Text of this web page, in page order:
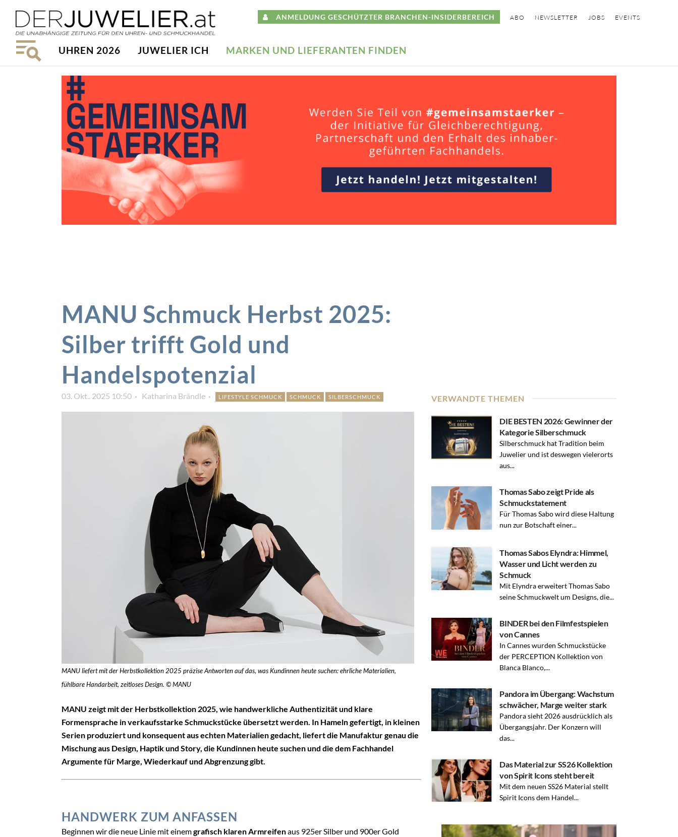
ANMELDUNG GESCHÜTZTER BRANCHEN-INSIDERBEREICH ABO NEWSLETTER JOBS EVENTS
UHREN 2026 JUWELIER ICH MARKEN UND LIEFERANTEN FINDEN
MANU Schmuck Herbst 2025:
Silber trifft Gold und
Handelspotenzial
03. Okt.. 2025 10:50 Katharina Brändle LIFESTYLE SCHMUCK SCHMUCK SILBERSCHMUCK
MANU liefert mit der Herbstkollektion 2025 präzise Antworten auf das, was Kundinnen heute suchen: ehrliche Materialien,
fühlbare Handarbeit, zeitloses Design. © MANU
MANU zeigt mit der Herbstkollektion 2025, wie handwerkliche Authentizität und klare
Formensprache in verkaufsstarke Schmuckstücke übersetzt werden. In Hameln gefertigt, in kleinen
Serien produziert und konsequent aus echten Materialien gedacht, liefert die Manufaktur genau die
Mischung aus Design, Haptik und Story, die Kundinnen heute suchen und die dem Fachhandel
Argumente für Marge, Wiederkauf und Abgrenzung gibt.
HANDWERK ZUM ANFASSEN
Beginnen wir die neue Linie mit einemgrafisch klaren Armreifenaus 925er Silber und 900er Gold
VERWANDTE THEMEN
DIE BESTEN 2026: Gewinner der
Kategorie Silberschmuck
Silberschmuck hat Tradition beim
Juwelier und ist deswegen vielerorts
aus...
Thomas Sabo zeigt Pride als
Schmuckstatement
Für Thomas Sabo wird diese Haltung
nun zur Botschaft einer...
Thomas Sabos Elyndra: Himmel,
Wasser und Licht werden zu
Schmuck
Mit Elyndra erweitert Thomas Sabo
seine Schmuckwelt um Designs, die...
BINDER bei den Filmfestspielen
von Cannes
In Cannes wurden Schmuckstücke
der PERCEPTION Kollektion von
Blanca Blanco,...
Pandora im Übergang: Wachstum
schwächer, Marge weiter stark
Pandora sieht 2026 ausdrücklich als
Übergangsjahr. Der Konzern will
das...
Das Material zur SS26 Kollektion
von Spirit Icons steht bereit
Mit dem neuen SS26 Material stellt
Spirit Icons dem Handel...